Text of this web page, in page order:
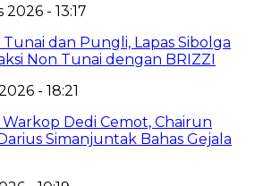
- 13:17
Tunai dan Pungli, Lapas Sibolga
Non Tunai dengan BRIZZI
- 18:21
Warkop Dedi Cemot, Chairun
Simanjuntak Bahas Gejala